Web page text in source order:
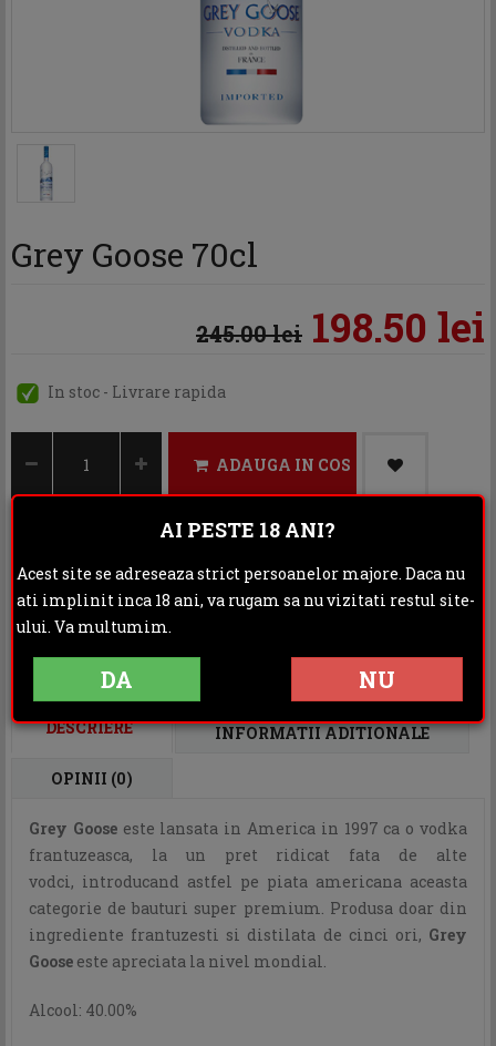
Grey Goose 70cl
245.00 lei 198.50 lei
In stoc - Livrare rapida
ADAUGA IN COS
Categoria: Vodka
Distribuie:
DESCRIERE INFORMATII ADITIONALE
OPINII (0)
Grey Gooseeste lansata in America in 1997 ca o vodka
frantuzeasca, la un pret ridicat fata de alte
vodci, introducand astfel pe piata americana aceasta
categorie de bauturi super premium. Produsa doar din
ingrediente frantuzesti si distilata de cinci ori, Grey
Goose este apreciata la nivel mondial.
Alcool: 40.00%
AI PESTE 18 ANI?
Acest site se adreseaza strict persoanelor majore. Daca nu
ati implinit inca 18 ani, va rugam sa nu vizitati restul site-
ului. Va multumim.
DA NU